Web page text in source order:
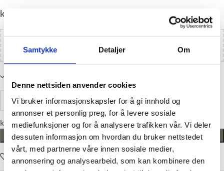
Samtykke Detaljer Om
Denne nettsiden anvender cookies
Vi bruker informasjonskapsler for å gi innhold og
annonser et personlig preg, for å levere sosiale
mediefunksjoner og for å analysere trafikken vår. Vi deler
dessuten informasjon om hvordan du bruker nettstedet
vårt, med partnerne våre innen sosiale medier,
annonsering og analysearbeid, som kan kombinere den
kr
Legg til 1100,00 i handlekurven og få gratis frakt!
kr 0,00
LEGG I HANDLEKURV
Legg i ønskelisten